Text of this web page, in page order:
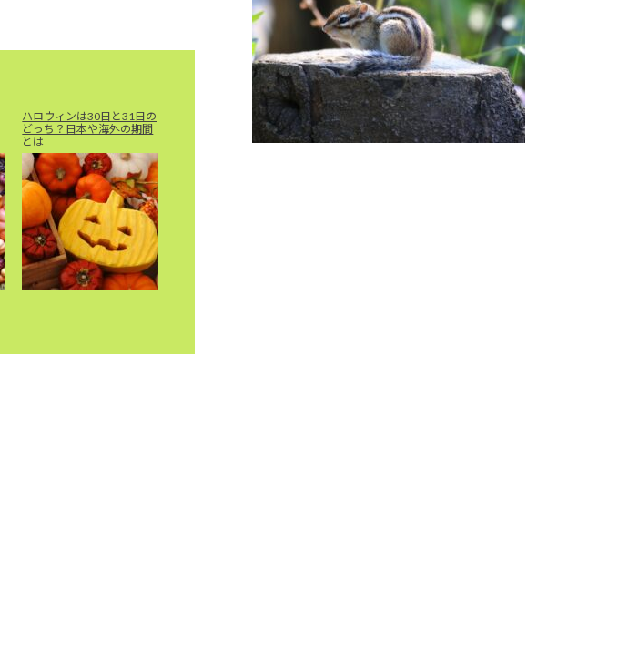
ハロウィンは30日と31日の
どっち？日本や海外の期間
とは